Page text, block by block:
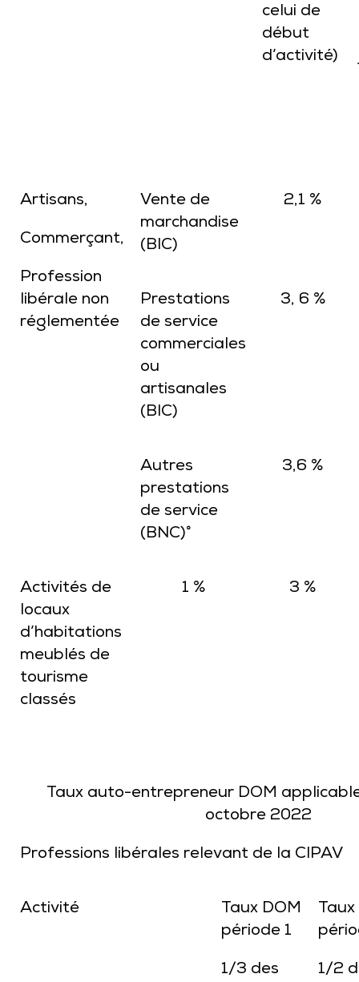
celui de
début
d’activité)
Artisans,
Commerçant,
Profession
libérale non
réglementée
Vente de
marchandise
(BIC)
2,1 %
Prestations
de service
commerciales
ou
artisanales
(BIC)
3, 6 %
Autres
prestations
de service
(BNC)°
3,6 %
Activités de
locaux
d’habitations
meublés de
tourisme
classés
1 % 3 %
Taux auto-entrepreneur DOM
octobre 2022
Professions libérales relevant de la CIPAV
Activité
Taux DOM
période 1
1/3 des
1/2